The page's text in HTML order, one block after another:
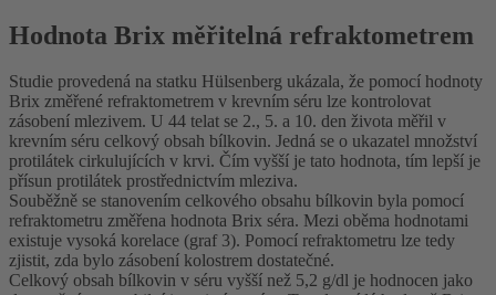
Hodnota Brix měřitelná refraktometrem
Studie provedená na statku Hülsenberg ukázala, že pomocí hodnoty
Brix změřené refraktometrem v krevním séru lze kontrolovat
zásobení mlezivem. U 44 telat se 2., 5. a 10. den života měřil v
krevním séru celkový obsah bílkovin. Jedná se o ukazatel množství
protilátek cirkulujících v krvi. Čím vyšší je tato hodnota, tím lepší je
přísun protilátek prostřednictvím mleziva.
Souběžně se stanovením celkového obsahu bílkovin byla pomocí
refraktometru změřena hodnota Brix séra. Mezi oběma hodnotami
existuje vysoká korelace (graf 3). Pomocí refraktometru lze tedy
zjistit, zda bylo zásobení kolostrem dostatečné.
Celkový obsah bílkovin v séru vyšší než 5,2 g/dl je hodnocen jako